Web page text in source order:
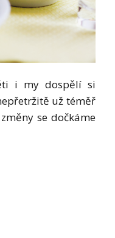
i my dospělí si
už téměř
se dočkáme